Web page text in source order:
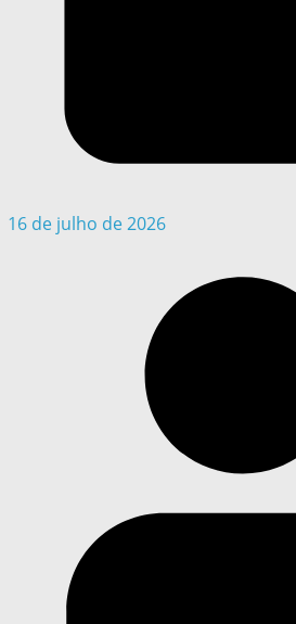
16 de julho de 2026